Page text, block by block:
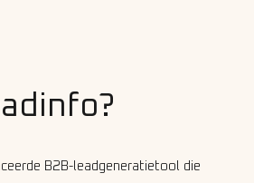
B2B-leadgeneratietool die